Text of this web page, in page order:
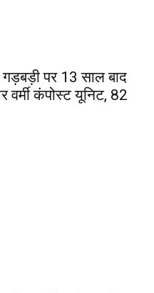
गड़बड़ी पर 13 साल बाद
कंपोस्ट यूनिट, 82